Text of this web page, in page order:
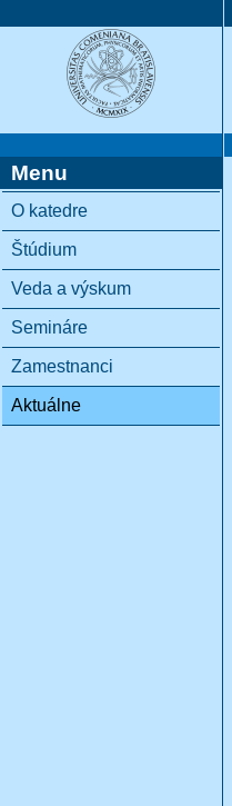
Menu
O katedre
Štúdium
Veda a výskum
Semináre
Zamestnanci
Aktuálne